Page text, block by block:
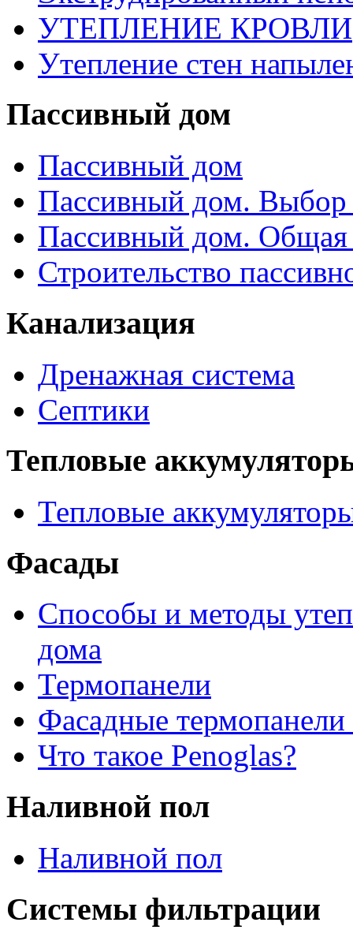
УТЕПЛЕНИЕ КРОВЛИ
Утепление стен
Пассивный дом
Пассивный дом
Пассивный дом. Выбор
Пассивный дом. Общая
Строительство
Канализация
Дренажная система
Септики
Тепловые
Тепловые
Фасады
Способы и методы
дома
Термопанели
Фасадные термопанели
Что такое Penoglas?
Наливной пол
Наливной пол
Системы фильтрации